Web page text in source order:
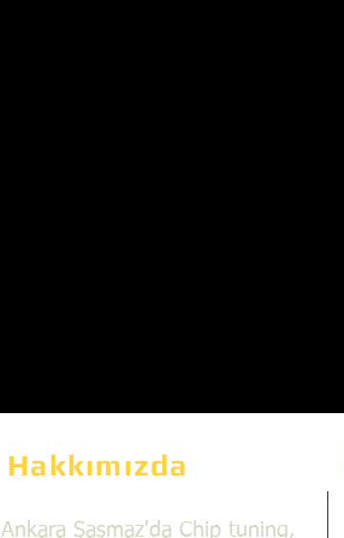
Hakkımızda
Ankara Şaşmaz'da Chip tuning,